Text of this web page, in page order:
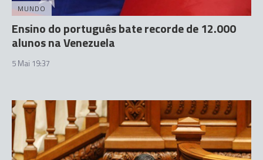
MUNDO
Ensino do português bate recorde de 12.000
alunos na Venezuela
5 Mai 19:37